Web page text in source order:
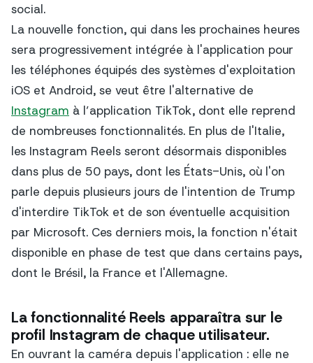
social.
La nouvelle fonction, qui dans les prochaines heures
sera progressivement intégrée à l'application pour
les téléphones équipés des systèmes d'exploitation
iOS et Android, se veut être l'alternative de
Instagram à l’application TikTok, dont elle reprend
de nombreuses fonctionnalités. En plus de l'Italie,
les Instagram Reels seront désormais disponibles
dans plus de 50 pays, dont les États-Unis, où l'on
parle depuis plusieurs jours de l'intention de Trump
d'interdire TikTok et de son éventuelle acquisition
par Microsoft. Ces derniers mois, la fonction n'était
disponible en phase de test que dans certains pays,
dont le Brésil, la France et l'Allemagne.
La fonctionnalité Reels apparaîtra sur le
profil Instagram de chaque utilisateur.
En ouvrant la caméra depuis l'application : elle ne